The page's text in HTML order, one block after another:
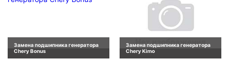
Замена подшипника генератора
Chery Bonus
Замена подшипника генератора
Chery Kimo